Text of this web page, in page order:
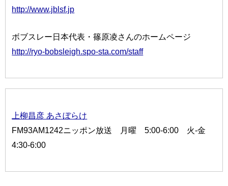
http://www.jblsf.jp
ボブスレー日本代表・篠原凌さんのホームページ
http://ryo-bobsleigh.spo-sta.com/staff
上柳昌彦 あさぼらけ
FM93AM1242ニッポン放送 月曜 5:00-6:00 火-金
4:30-6:00